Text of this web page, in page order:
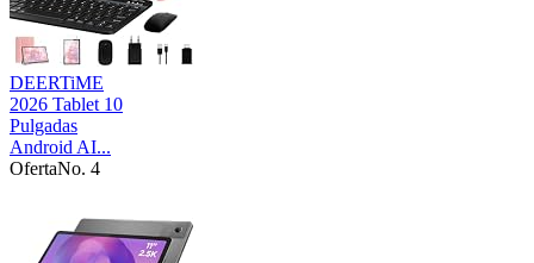
DEERTiME
2026 Tablet 10
Pulgadas
Android AI...
OfertaNo. 4